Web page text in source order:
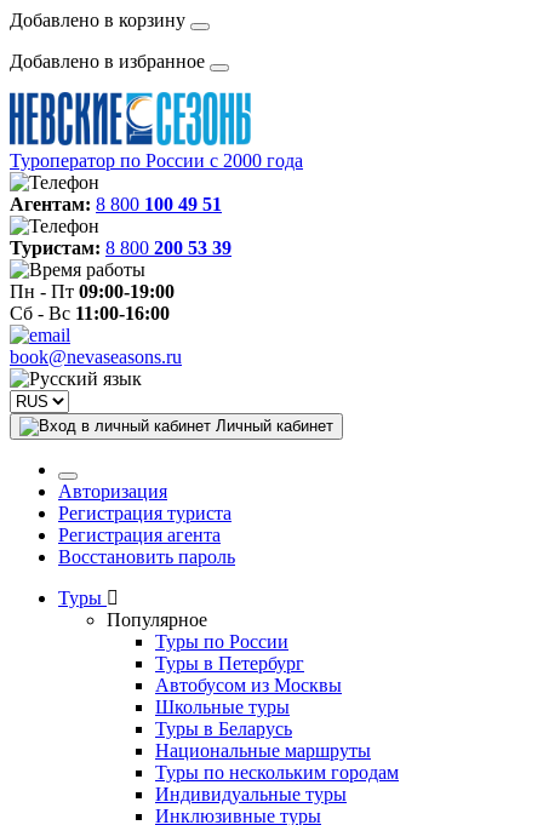
Добавлено в корзину
Добавлено в избранное
Туроператор по России с 2000 года
Агентам: 8 800 100 49 51
Туристам: 8 800 200 53 39
Пн - Пт 09:00-19:00
Сб - Вс 11:00-16:00
book@nevaseasons.ru
Личный кабинет
Авторизация
Регистрация туриста
Регистрация агента
Восстановить пароль
Туры
Популярное
Туры по России
Туры в Петербург
Автобусом из Москвы
Школьные туры
Туры в Беларусь
Национальные маршруты
Туры по нескольким городам
Индивидуальные туры
Инклюзивные туры